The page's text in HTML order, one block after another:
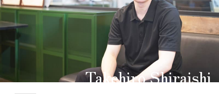
Takehiro Shiraishi